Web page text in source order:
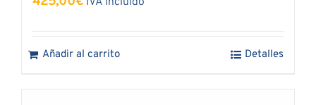
Añadir al carrito Detalles